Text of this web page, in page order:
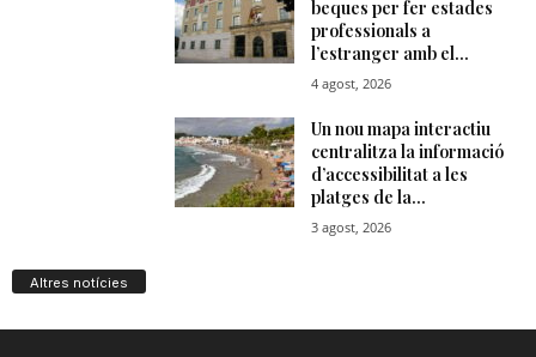
Altres notícies